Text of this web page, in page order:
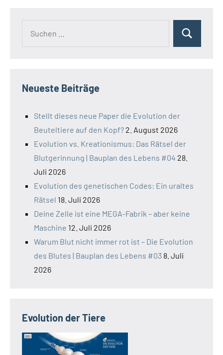
Suchen
Neueste Beiträge
Stellt dieses neue Paper die Evolution der
Beuteltiere auf den Kopf? 2. August 2026
Evolution vs. Kreationismus: Das Rätsel der
Blutgerinnung | Bauplan des Lebens #04 28.
Juli 2026
Evolution des genetischen Codes: Ein uraltes
Rätsel 18. Juli 2026
Deine Zelle ist eine MEGA-Fabrik – aber keine
Maschine 12. Juli 2026
Warum Blut nicht immer rot ist – Die Evolution
des Blutes | Bauplan des Lebens #03 8. Juli
2026
Evolution der Tiere